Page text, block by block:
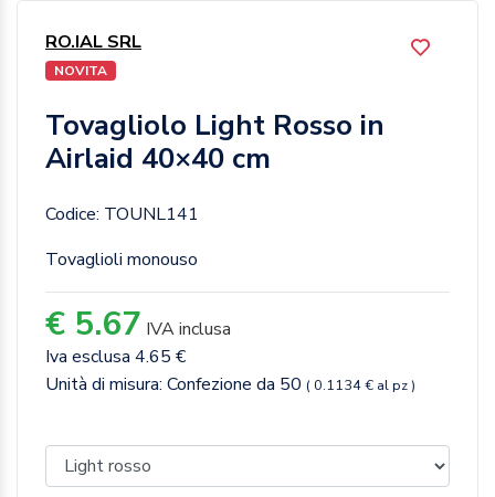
RO.IAL SRL
NOVITA
Tovagliolo Light Rosso in
Airlaid 40×40 cm
Codice: TOUNL141
Tovaglioli monouso
€ 5.67 IVA inclusa
Iva esclusa 4.65 €
Unità di misura: Confezione da 50 ( 0.1134 € al pz )